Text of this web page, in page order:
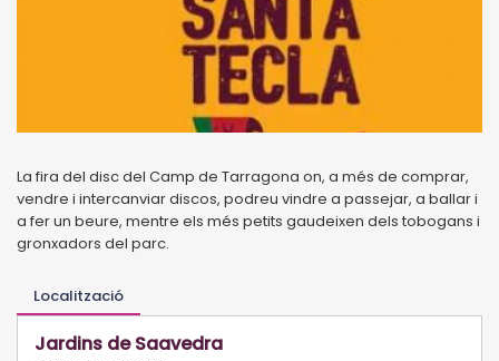
La fira del disc del Camp de Tarragona on, a més de comprar,
vendre i intercanviar discos, podreu vindre a passejar, a ballar i
a fer un beure, mentre els més petits gaudeixen dels tobogans i
gronxadors del parc.
Localització
Jardins de Saavedra